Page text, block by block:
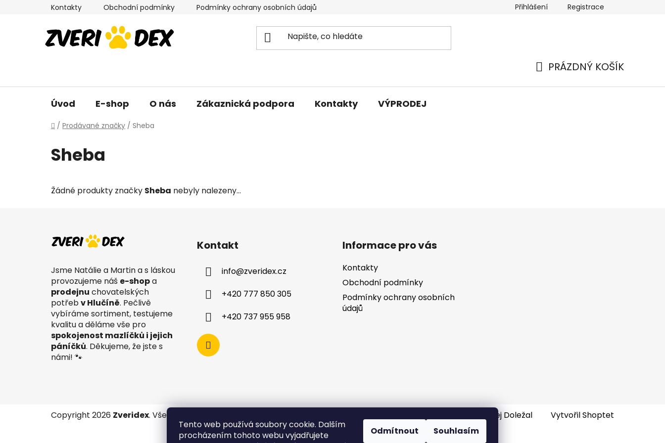
Tento web používá soubory cookie. Dalším
procházením tohoto webu vyjadřujete
Odmítnout Souhlasím
Kontakty Obchodní podmínky Podmínky ochrany osobních údajů Přihlášení Registrace
PRÁZDNÝ KOŠÍK
Úvod E-shop O nás Zákaznická podpora Kontakty VÝPRODEJ
Domů
/ Prodávané značky / Sheba
Sheba
Žádné produkty značky Sheba nebyly nalezeny...
Jsme Natálie a Martin a s láskou
provozujeme náš e-shopa
prodejnu chovatelských
potřebv Hlučíně. Pečlivě
vybíráme sortiment, testujeme
kvalitu a děláme vše pro
spokojenost mazlíčků i jejich
páníčků. Děkujeme, že jste s
námi! 🐾
Kontakt
info@zveridex.cz
+420 777 850 305
+420 737 955 958
Informace pro vás
Kontakty
Obchodní podmínky
Podmínky ochrany osobních
údajů
: Ondřej Doležal Vytvořil Shoptet
Copyright 2026 Zveridex. Všechna práva vyhrazena.